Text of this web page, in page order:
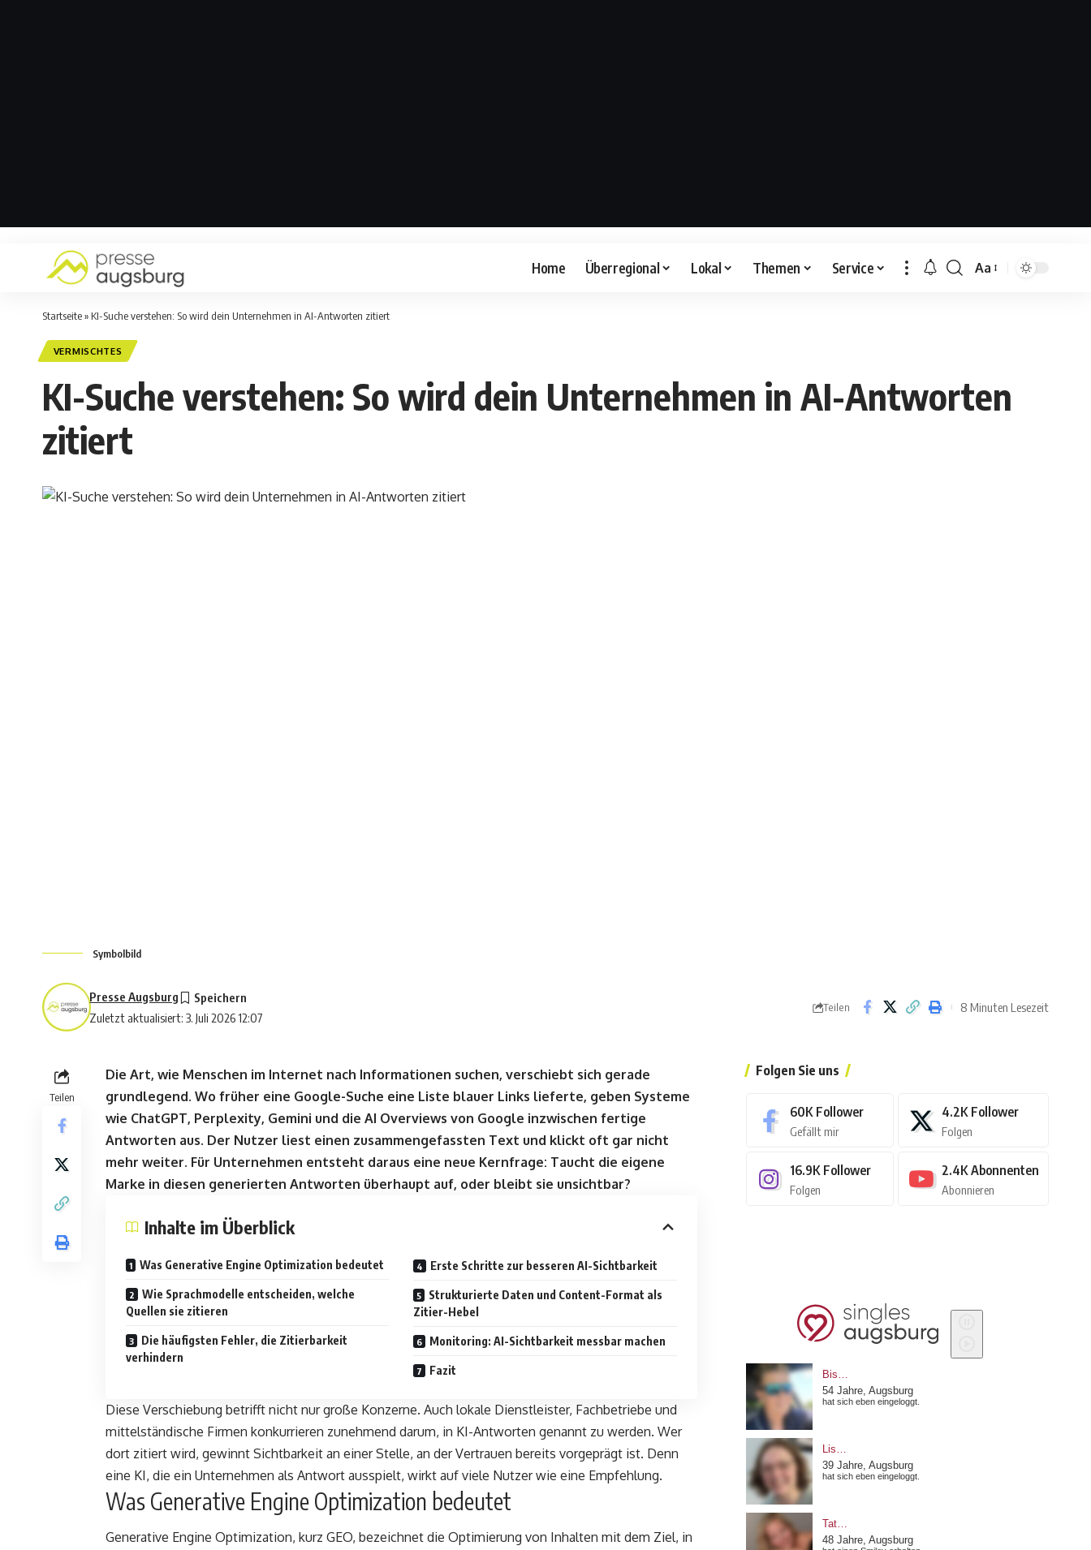
Home Überregional Lokal Themen Service Aa
Startseite» KI-Suche verstehen: So wird dein Unternehmen in AI-Antworten zitiert
VERMISCHTES
KI-Suche verstehen: So wird dein Unternehmen in AI-Antworten
zitiert
Symbolbild
Zuletzt aktualisiert: 3. Juli 2026 12:07
Presse Augsburg
Teilen 8 Minuten Lesezeit
Teilen
Die Art, wie Menschen im Internet nach Informationen suchen, verschiebt sich gerade
grundlegend. Wo früher eine Google-Suche eine Liste blauer Links lieferte, geben Systeme
wie ChatGPT, Perplexity, Gemini und die AI Overviews von Google inzwischen fertige
Antworten aus. Der Nutzer liest einen zusammengefassten Text und klickt oft gar nicht
mehr weiter. Für Unternehmen entsteht daraus eine neue Kernfrage: Taucht die eigene
Marke in diesen generierten Antworten überhaupt auf, oder bleibt sie unsichtbar?
Inhalte im Überblick
Was Generative Engine Optimization bedeutet
Wie Sprachmodelle entscheiden, welche
Quellen sie zitieren
Die häufigsten Fehler, die Zitierbarkeit
verhindern
Erste Schritte zur besseren AI-Sichtbarkeit
Strukturierte Daten und Content-Format als
Zitier-Hebel
Monitoring: AI-Sichtbarkeit messbar machen
Fazit
Diese Verschiebung betrifft nicht nur große Konzerne. Auch lokale Dienstleister, Fachbetriebe und
mittelständische Firmen konkurrieren zunehmend darum, in KI-Antworten genannt zu werden. Wer
dort zitiert wird, gewinnt Sichtbarkeit an einer Stelle, an der Vertrauen bereits vorgeprägt ist. Denn
eine KI, die ein Unternehmen als Antwort ausspielt, wirkt auf viele Nutzer wie eine Empfehlung.
Was Generative Engine Optimization bedeutet
Generative Engine Optimization, kurz GEO, bezeichnet die Optimierung von Inhalten mit dem Ziel, in
Folgen Sie uns
60K Follower
Gefällt mir
4.2K Follower
Folgen
16.9K Follower
Folgen
2.4K Abonnenten
Abonnieren